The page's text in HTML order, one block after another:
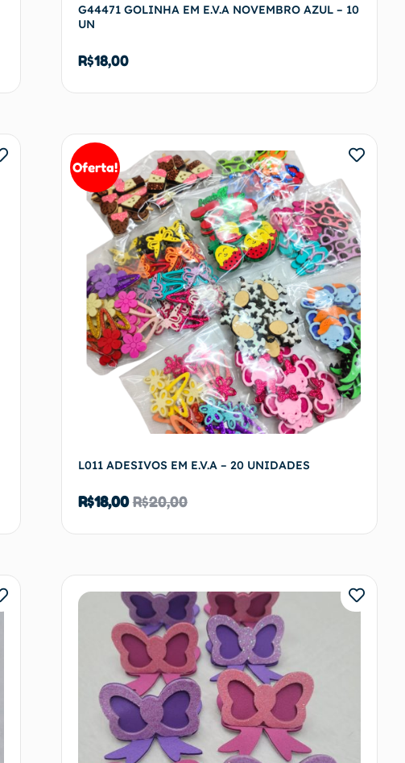
G44471 GOLINHA EM E.V.A NOVEMBRO AZUL – 10
UN
R$18,00
Adicionar ao carrinho
Oferta!
L011 ADESIVOS EM E.V.A – 20 UNIDADES
R$20,00
R$18,00
Ver opções